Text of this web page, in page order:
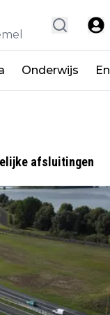
Onderwijs
afsluitingen